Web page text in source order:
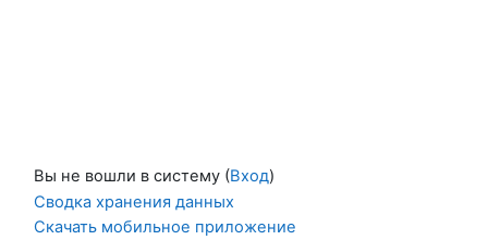
Вы не вошли в систему (Вход)
Сводка хранения данных
Скачать мобильное приложение